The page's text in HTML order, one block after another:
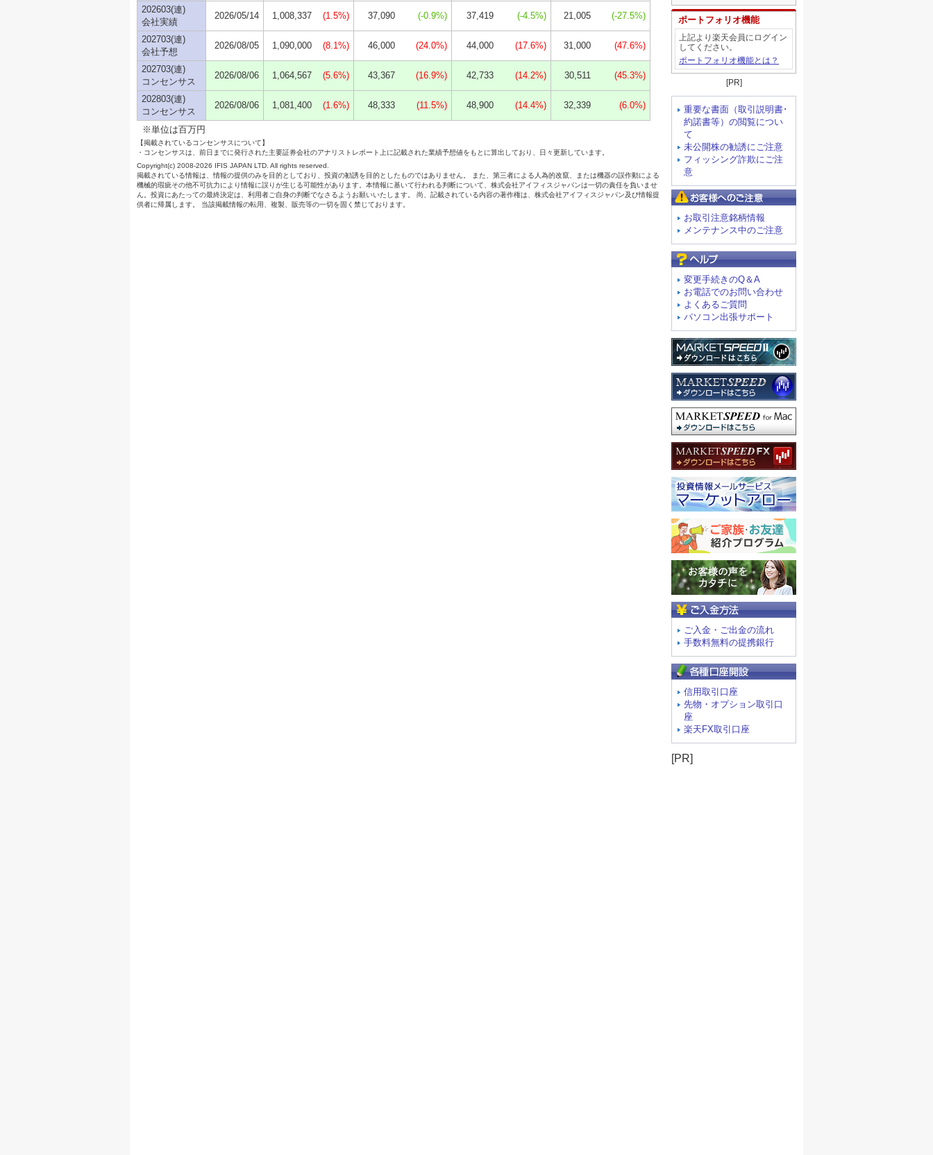
ポートフォリオ機能
上記より楽天会員にログイン
してください。
ポートフォリオ機能とは？
[PR]
重要な書面（取引説明書･
約諾書等）の閲覧につい
て
未公開株の勧誘にご注意
フィッシング詐欺にご注
意
お取引注意銘柄情報
メンテナンス中のご注意
変更手続きのQ＆A
お電話でのお問い合わせ
よくあるご質問
パソコン出張サポート
ご入金・ご出金の流れ
手数料無料の提携銀行
信用取引口座
先物・オプション取引口
座
楽天FX取引口座
[PR]